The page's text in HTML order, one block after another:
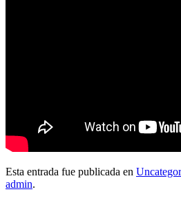
Esta entrada fue publicada en
admin.